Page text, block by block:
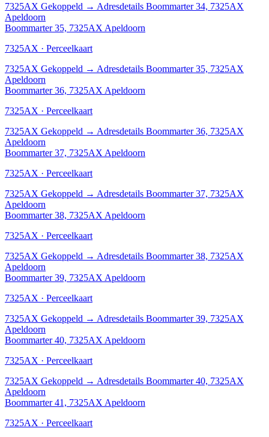
7325AX Gekoppeld → Adresdetails Boommarter 34, 7325AX
Apeldoorn
Boommarter 35, 7325AX Apeldoorn
7325AX · Perceelkaart
7325AX Gekoppeld → Adresdetails Boommarter 35, 7325AX
Apeldoorn
Boommarter 36, 7325AX Apeldoorn
7325AX · Perceelkaart
7325AX Gekoppeld → Adresdetails Boommarter 36, 7325AX
Apeldoorn
Boommarter 37, 7325AX Apeldoorn
7325AX · Perceelkaart
7325AX Gekoppeld → Adresdetails Boommarter 37, 7325AX
Apeldoorn
Boommarter 38, 7325AX Apeldoorn
7325AX · Perceelkaart
7325AX Gekoppeld → Adresdetails Boommarter 38, 7325AX
Apeldoorn
Boommarter 39, 7325AX Apeldoorn
7325AX · Perceelkaart
7325AX Gekoppeld → Adresdetails Boommarter 39, 7325AX
Apeldoorn
Boommarter 40, 7325AX Apeldoorn
7325AX · Perceelkaart
7325AX Gekoppeld → Adresdetails Boommarter 40, 7325AX
Apeldoorn
Boommarter 41, 7325AX Apeldoorn
7325AX · Perceelkaart